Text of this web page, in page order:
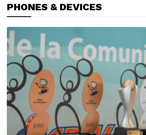
PHONES & DEVICES